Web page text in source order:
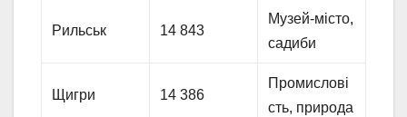
Рильськ 14 843
Музей-місто,
садиби
Щигри 14 386
Промислові
сть, природа